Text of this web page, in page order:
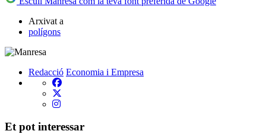
Arxivat a
polígons
Redacció Economia i Empresa
Et pot interessar